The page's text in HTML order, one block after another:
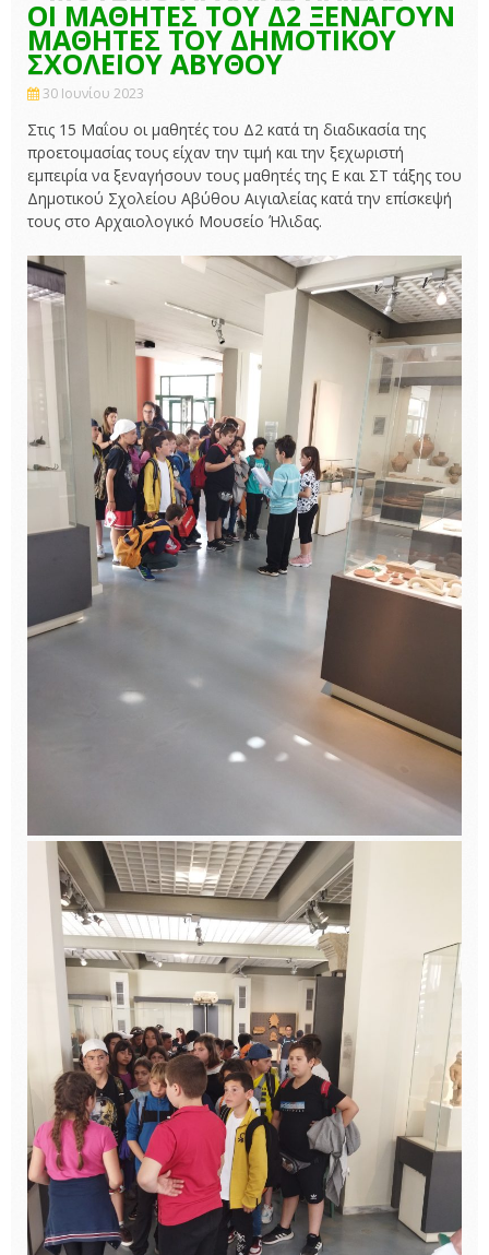
ΟΙ ΜΑΘΗΤΕΣ ΤΟΥ Δ2 ΞΕΝΑΓΟΥΝ
ΜΑΘΗΤΕΣ ΤΟΥ ΔΗΜΟΤΙΚΟΥ
ΣΧΟΛΕΙΟΥ ΑΒΥΘΟΥ
30 Ιουνίου 2023
Στις 15 Μαΐου οι μαθητές του Δ2 κατά τη διαδικασία της
προετοιμασίας τους είχαν την τιμή και την ξεχωριστή
εμπειρία να ξεναγήσουν τους μαθητές της Ε και ΣΤ τάξης του
Δημοτικού Σχολείου Αβύθου Αιγιαλείας κατά την επίσκεψή
τους στο Αρχαιολογικό Μουσείο Ήλιδας.